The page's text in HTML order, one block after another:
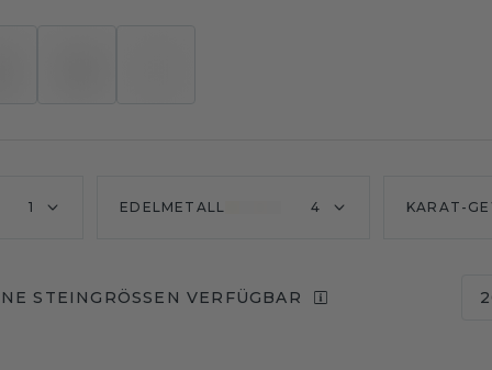
1 EDELMETALL 4 KARAT-
STEINGRÖSSEN VERFÜGBAR